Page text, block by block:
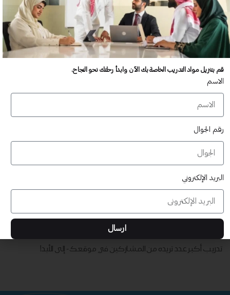
تدريب أكبر عدد تريده من المشاركين في موقعك - ​​إلى الأبد!
لا توجد رسوم تجديد سنوية
تدريب أكبر عدد تريده من المشاركين في موقعك - ​​إلى الأبد!
قابلة للتخصيص بالكامل
تدريب أكبر عدد تريده من المشاركين في موقعك - ​​إلى الأبد!
تدريب أكبر عدد تريده من المشاركين في موقعك - ​​إلى الأبد!
قم بتنزيل مواد التدريب الخاصة بك الآن وابدأ رحلتك نحو النجاح.
الاسم
رقم الجوال
البريد الإلكتروني
ارسال